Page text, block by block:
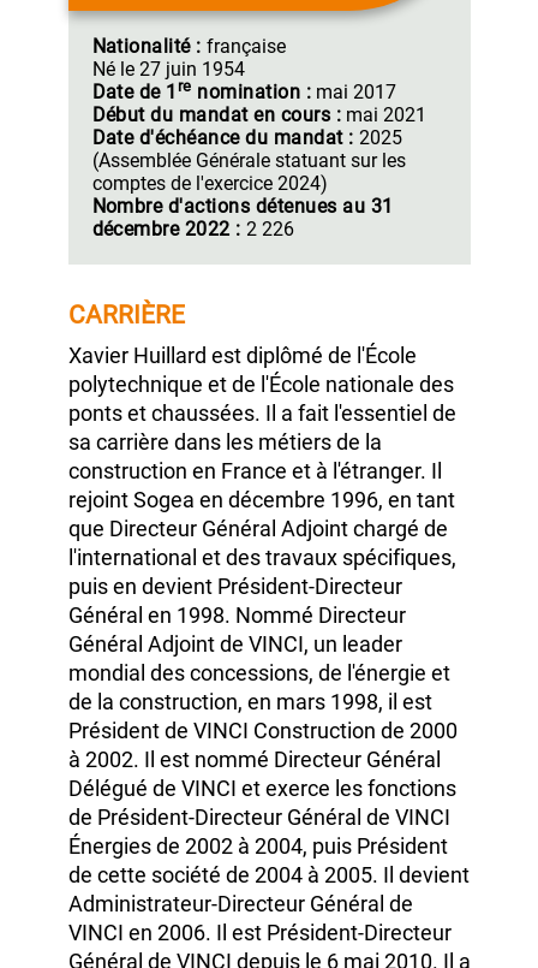
nominations et de la gouvernance
Nationalité :française
Né le 27 juin 1954
Date de 1re nomination :mai 2017
Début du mandat en cours : mai 2021
Date d'échéance du mandat :
comptes de l'exercice 2024)
décembre 2022 :
CARRIÈRE
Xavier Huillardest diplômé de l'École
polytechnique et de l'École nationale des
ponts et chaussées. Il a fait l'essentiel de
sa carrière dans les métiers de la
construction en France et à l'étranger. Il
rejoint Sogea en décembre 1996, en tant
que Directeur Général Adjoint chargé de
l'international et des travaux spécifiques,
puis en devient Président-Directeur
Général en 1998. Nommé Directeur
Général Adjoint de VINCI, un leader
mondial des concessions, de l'énergie et
de la construction, en mars 1998, il est
Président deVINCI Constructionde 2000
à 2002.Il est nomméDirecteur Général
Délégué de VINCI et exerce les fonctions
de Président‑Directeur Général de VINCI
Énergies de 2002à 2004,puis Président
de cette sociétéde 2004 à 2005.Il devient